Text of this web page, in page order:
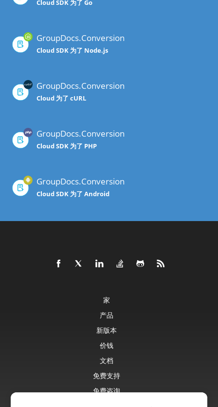
Cloud SDK 为了 Go
GroupDocs.Conversion
Cloud SDK 为了 Node.js
GroupDocs.Conversion
Cloud 为了 cURL
GroupDocs.Conversion
Cloud SDK 为了 PHP
GroupDocs.Conversion
Cloud SDK 为了 Android
家
产品
新版本
价钱
文档
免费支持
免费咨询